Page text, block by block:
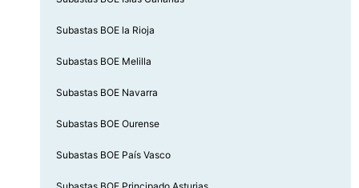
Subastas BOE la Rioja
Subastas BOE Melilla
Subastas BOE Navarra
Subastas BOE Ourense
Subastas BOE País Vasco